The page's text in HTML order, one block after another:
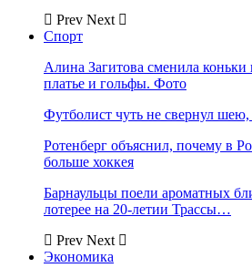
Prev Next
Спорт
Алина Загитова сменила
платье и гольфы. Фото
Футболист чуть не свернул шею,
Ротенберг объяснил, почему в
больше хоккея
Барнаульцы поели ароматных
лотерее на 20-летии Трассы…
Prev Next
Экономика